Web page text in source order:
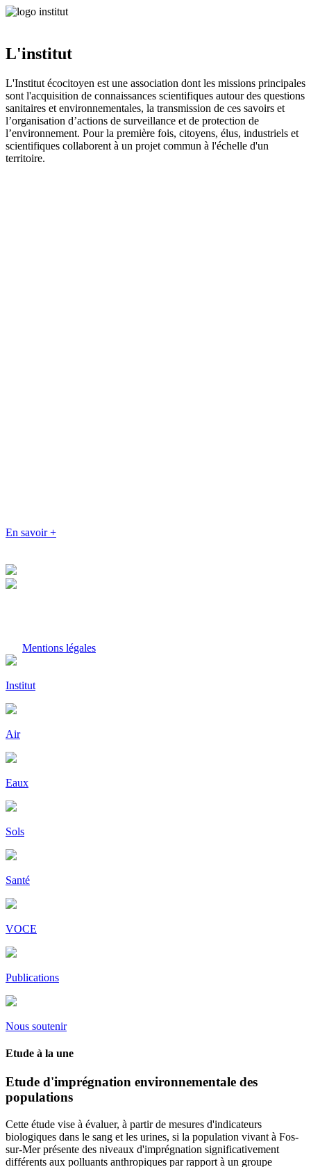
L'institut
L'Institut écocitoyen est une association dont les missions principales
sont l'acquisition de connaissances scientifiques autour des questions
sanitaires et environnementales, la transmission de ces savoirs et
l’organisation d’actions de surveillance et de protection de
l’environnement. Pour la première fois, citoyens, élus, industriels et
scientifiques collaborent à un projet commun à l'échelle d'un
territoire.
En savoir +
Mentions légales
Institut
Air
Eaux
Sols
Santé
VOCE
Publications
Nous soutenir
Etude à la une
Etude d'imprégnation environnementale des
populations
Cette étude vise à évaluer, à partir de mesures d'indicateurs
biologiques dans le sang et les urines, si la population vivant à Fos-
sur-Mer présente des niveaux d'imprégnation significativement
différents aux polluants anthropiques par rapport à un groupe